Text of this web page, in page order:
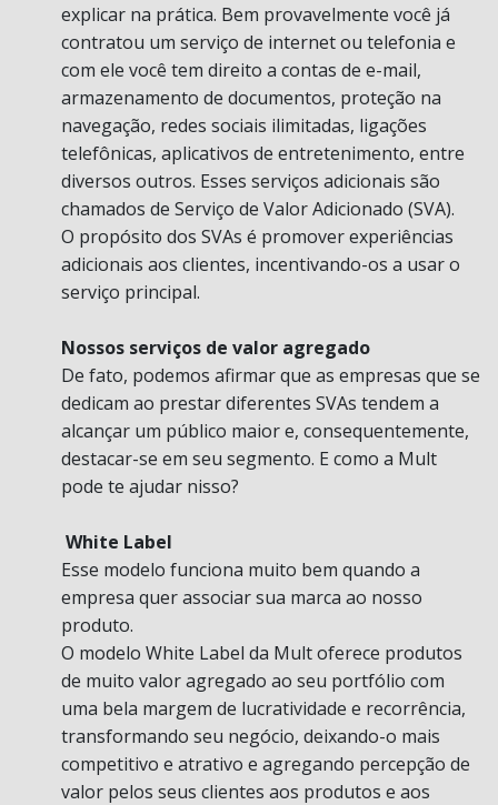
explicar na prática. Bem provavelmente você já
contratou um serviço de internet ou telefonia e
com ele você tem direito a contas de e-mail,
armazenamento de documentos, proteção na
navegação, redes sociais ilimitadas, ligações
telefônicas, aplicativos de entretenimento, entre
diversos outros. Esses serviços adicionais são
chamados de Serviço de Valor Adicionado (SVA).
O propósito dos SVAs é promover experiências
adicionais aos clientes, incentivando-os a usar o
serviço principal.
Nossos serviços de valor agregado
De fato, podemos afirmar que as empresas que se
dedicam ao prestar diferentes SVAs tendem a
alcançar um público maior e, consequentemente,
destacar-se em seu segmento. E como a Mult
pode te ajudar nisso?
White Label
Esse modelo funciona muito bem quando a
empresa quer associar sua marca ao nosso
produto.
O modelo White Label da Mult oferece produtos
de muito valor agregado ao seu portfólio com
uma bela margem de lucratividade e recorrência,
transformando seu negócio, deixando-o mais
competitivo e atrativo e agregando percepção de
valor pelos seus clientes aos produtos e aos